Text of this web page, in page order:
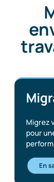
Migrez
pour
En